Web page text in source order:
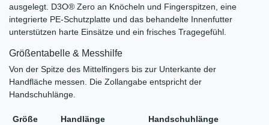
ausgelegt. D3O® Zero an Knöcheln und Fingerspitzen, eine
integrierte PE‑Schutzplatte und das behandelte Innenfutter
unterstützen harte Einsätze und ein frisches Tragegefühl.
Größentabelle & Messhilfe
Von der Spitze des Mittelfingers bis zur Unterkante der
Handfläche messen. Die Zollangabe entspricht der
Handschuhlänge.
Größe Handlänge Handschuhlänge